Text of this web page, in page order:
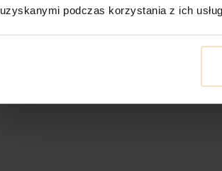
uzyskanymi podczas korzystania z ich